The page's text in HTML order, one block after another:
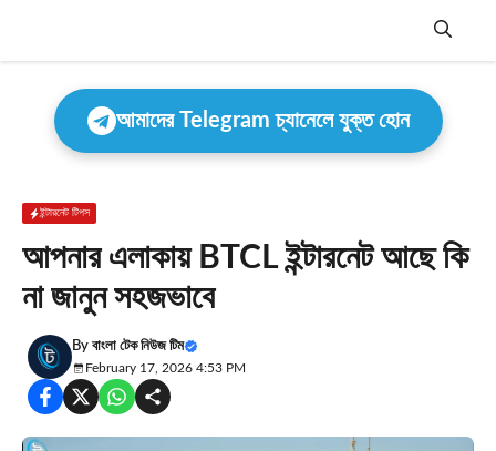
Menu
আমাদের Telegram চ্যানেলে যুক্ত হোন
ইন্টারনেট টিপস
আপনার এলাকায় BTCL ইন্টারনেট আছে কি
না জানুন সহজভাবে
By বাংলা টেক নিউজ টিম
February 17, 2026 4:53 PM